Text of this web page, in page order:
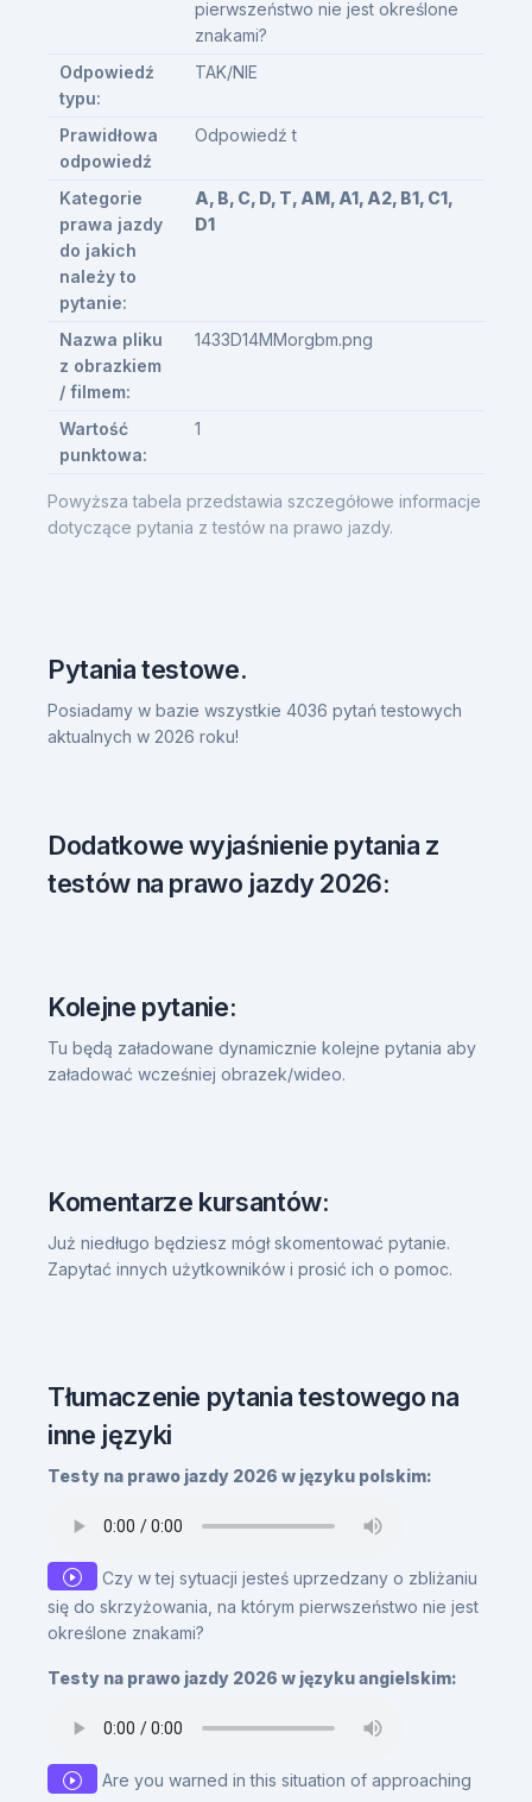
Powyższa tabela przedstawia szczegółowe informacje
dotyczące pytania z testów na prawo jazdy.
pierwszeństwo nie jest określone
znakami?
Odpowiedź
typu:
TAK/NIE
Prawidłowa
odpowiedź
Odpowiedź t
Kategorie
prawa jazdy
do jakich
należy to
pytanie:
A, B, C, D, T, AM, A1, A2, B1, C1,
D1
Nazwa pliku
z obrazkiem
/ filmem:
1433D14MMorgbm.png
Wartość
punktowa:
1
Pytania testowe.
Posiadamy w bazie wszystkie 4036 pytań testowych
aktualnych w 2026 roku!
Dodatkowe wyjaśnienie pytania z
testów na prawo jazdy 2026:
Kolejne pytanie:
Tu będą załadowane dynamicznie kolejne pytania aby
załadować wcześniej obrazek/wideo.
Komentarze kursantów:
Już niedługo będziesz mógł skomentować pytanie.
Zapytać innych użytkowników i prosić ich o pomoc.
Tłumaczenie pytania testowego na
inne języki
Testy na prawo jazdy 2026 w języku polskim:
Czy w tej sytuacji jesteś uprzedzany o zbliżaniu
się do skrzyżowania, na którym pierwszeństwo nie jest
określone znakami?
Testy na prawo jazdy 2026 w języku angielskim:
Are you warned in this situation of approaching